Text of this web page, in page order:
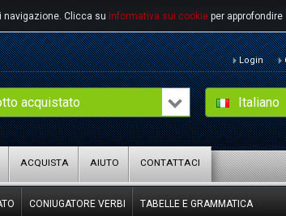
navigazione. Clicca su Informativa sui cookie per approfondire
Italiano
acquistato
Login
ACQUISTA AIUTO CONTATTACI
CONIUGATORE VERBI TABELLE E GRAMMATICA